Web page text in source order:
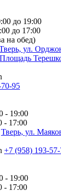
до 19:00
до 17:00
на обед)
ул.
95
- 19:00
- 17:00
Тверь, ул.
+7 (958) 193-
- 19:00
- 17:00